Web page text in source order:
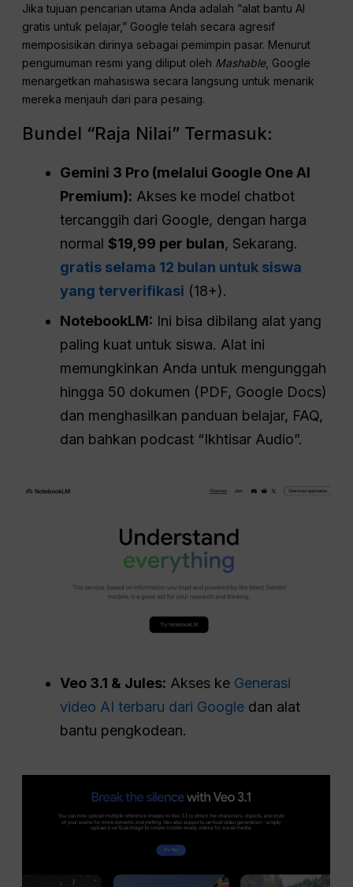
Jika tujuan pencarian utama Anda adalah “alat bantu AI
gratis untuk pelajar,” Google telah secara agresif
memposisikan dirinya sebagai pemimpin pasar. Menurut
pengumuman resmi yang diliput oleh Mashable, Google
menargetkan mahasiswa secara langsung untuk menarik
mereka menjauh dari para pesaing.
Bundel “Raja Nilai” Termasuk:
Gemini 3 Pro (melalui Google One AI
Premium): Akses ke model chatbot
tercanggih dari Google, dengan harga
normal$19,99 per bulan, Sekarang.
gratis selama 12 bulan untuk siswa
yang terverifikasi (18+).
NotebookLM: Ini bisa dibilang alat yang
paling kuat untuk siswa. Alat ini
memungkinkan Anda untuk mengunggah
hingga 50 dokumen (PDF, Google Docs)
dan menghasilkan panduan belajar, FAQ,
dan bahkan podcast “Ikhtisar Audio”.
Veo 3.1 & Jules: Akses ke Generasi
video AI terbaru dari Google dan alat
bantu pengkodean.